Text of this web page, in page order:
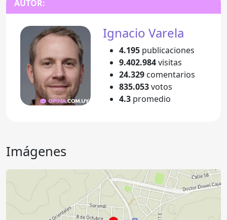
AUTOR:
Ignacio Varela
4.195 publicaciones
9.402.984visitas
24.329 comentarios
835.053votos
4.3 promedio
Imágenes